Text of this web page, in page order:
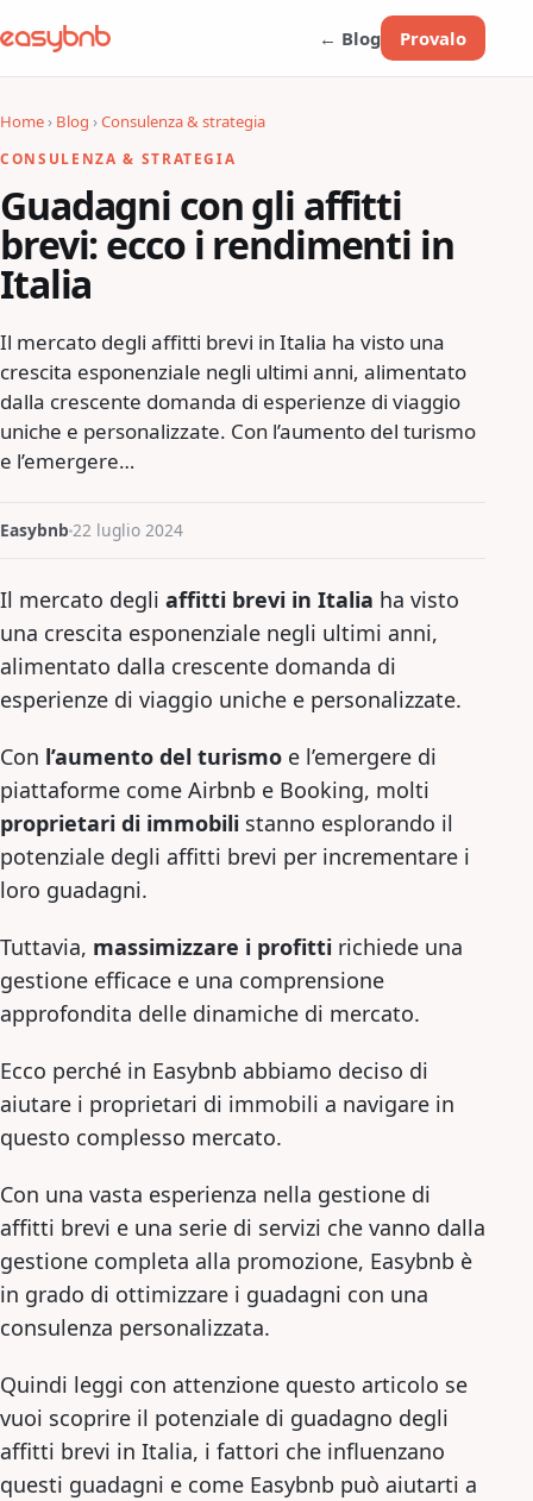
← Blog Provalo
Home› Blog ›Consulenza & strategia
CONSULENZA & STRATEGIA
Guadagni con gli affitti
brevi: ecco i rendimenti in
Italia
Il mercato degli affitti brevi in Italia ha visto una
crescita esponenziale negli ultimi anni, alimentato
dalla crescente domanda di esperienze di viaggio
uniche e personalizzate. Con l’aumento del turismo
e l’emergere…
Easybnb 22 luglio 2024
Il mercato degli affitti brevi in Italia ha visto
una crescita esponenziale negli ultimi anni,
alimentato dalla crescente domanda di
esperienze di viaggio uniche e personalizzate.
Con l’aumento del turismo e l’emergere di
piattaforme come Airbnb e Booking, molti
proprietari di immobili stanno esplorando il
potenziale degli affitti brevi per incrementare i
loro guadagni.
Tuttavia, massimizzare i profitti richiede una
gestione efficace e una comprensione
approfondita delle dinamiche di mercato.
Ecco perché in Easybnb abbiamo deciso di
aiutare i proprietari di immobili a navigare in
questo complesso mercato.
Con una vasta esperienza nella gestione di
affitti brevi e una serie di servizi che vanno dalla
gestione completa alla promozione, Easybnb è
in grado di ottimizzare i guadagni con una
consulenza personalizzata.
Quindi leggi con attenzione questo articolo se
vuoi scoprire il potenziale di guadagno degli
affitti brevi in Italia, i fattori che influenzano
questi guadagni e come Easybnb può aiutarti a